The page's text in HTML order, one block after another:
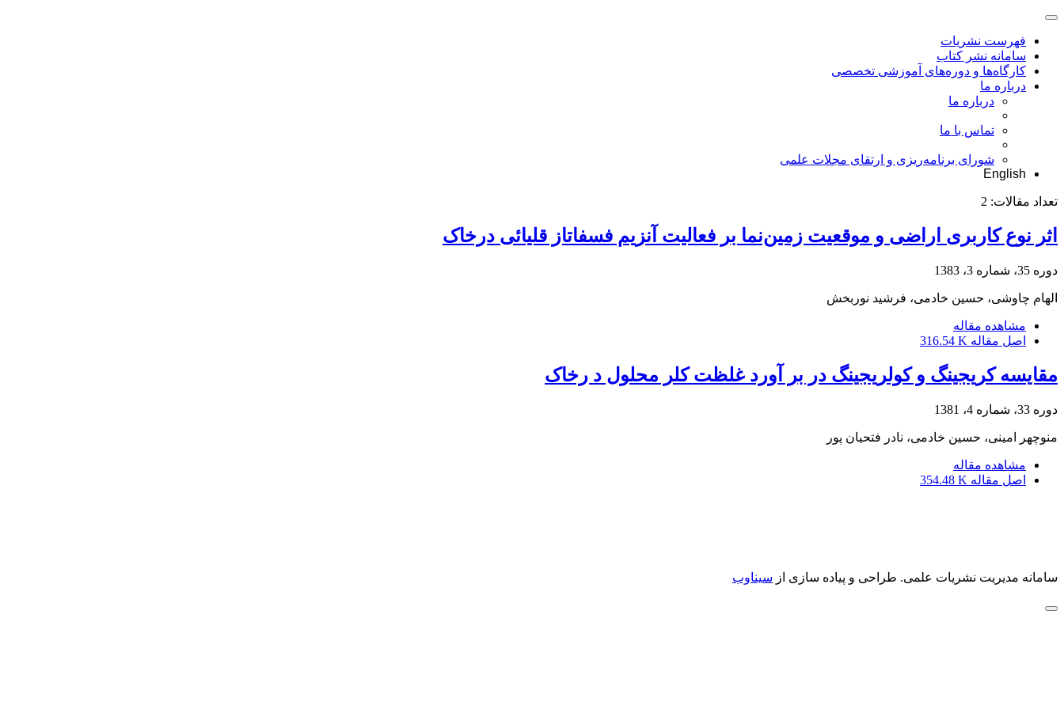
فهرست نشریات
سامانه نشر کتاب
کارگاه‌ها و دوره‌های آموزشی تخصصی
درباره ما
درباره ما
تماس با ما
شورای برنامه‌ریزی و ارتقای مجلات علمی
English
تعداد مقالات: 2
اثر نوع کاربری اراضی و موقعیت زمین‌نما بر فعالیت آنزیم فسفاتاز قلیائی درخاک
دوره 35، شماره 3، 1383
الهام چاوشی، حسین خادمی، فرشید نوربخش
مشاهده مقاله
اصل مقاله 316.54 K
مقایسه کریجینگ و کولریجینگ در بر آورد غلظت کلر محلول د رخاک
دوره 33، شماره 4، 1381
منوچهر امینی، حسین خادمی، نادر فتحیان پور
مشاهده مقاله
اصل مقاله 354.48 K
سامانه مدیریت نشریات علمی. طراحی و پیاده سازی از سیناوب